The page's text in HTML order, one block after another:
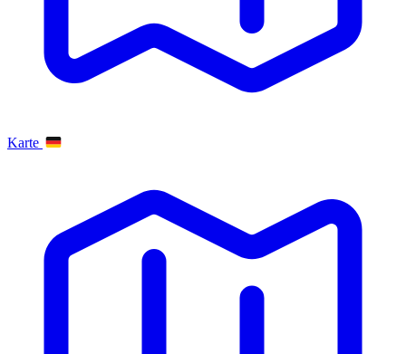
Karte